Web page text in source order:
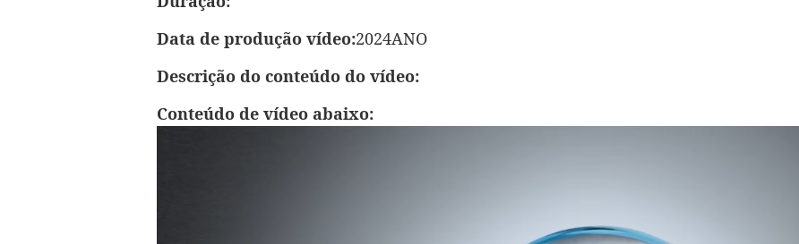
Data de produção vídeo:2024ANO
Descrição do conteúdo do vídeo:
Conteúdo de vídeo abaixo: